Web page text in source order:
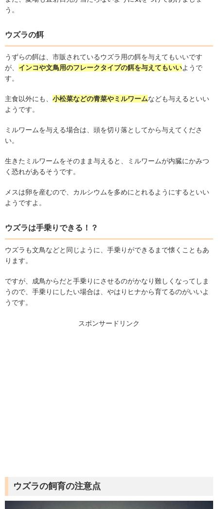
う。
ウズラの餌
うずらの餌は、市販されているウズラ用の餌を与えてもいいです
が、 インコや文鳥用のフレークタイプの餌を与えてもいいようで
す。
主食以外にも、 小松菜などの青菜やミルワームなども与えるといい
ようです。
ミルワームを与える場合は、頭を切り落としてから与えてくださ
い。
生きたミルワームをそのまま与えると、ミルワームが内臓にかみつ
く恐れがあるそうです。
メスは卵を産むので、カルシウムを多めにとれるようにするといい
ようですよ。
ウズラは手乗りできる！？
ウズラも文鳥などと同じように、手乗りができるまで懐くこともあ
ります。
ですが、成鳥からだと手乗りにさせるのがかなり難しくなってしま
うので、手乗りにしたい場合は、やはりヒナから育てるのがいいよ
うです。
スポンサードリンク
ウズラの飼育の注意点